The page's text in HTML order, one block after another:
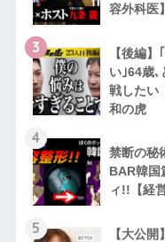
容外科医
3
【後編
い｣64歳
戦したい
和の虎
4
禁断の秘
BAR韓国
ィ!!【経
5
【大公